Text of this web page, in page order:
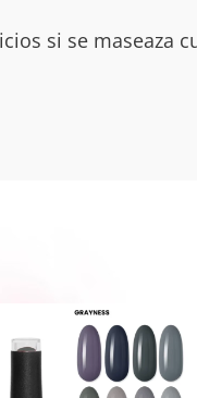
si se maseaza